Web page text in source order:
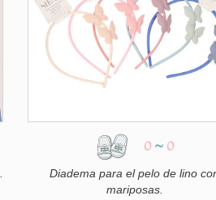
0 ~0
Diadema para el pelo de lino
mariposas.